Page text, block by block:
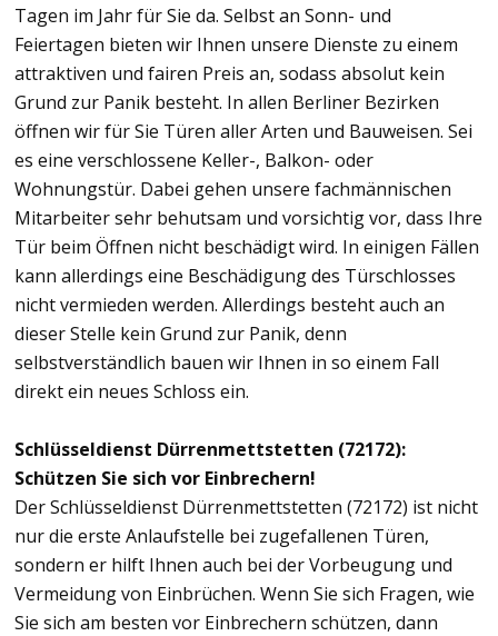
Tagen im Jahr für Sie da. Selbst an Sonn- und
Feiertagen bieten wir Ihnen unsere Dienste zu einem
attraktiven und fairen Preis an, sodass absolut kein
Grund zur Panik besteht. In allen Berliner Bezirken
öffnen wir für Sie Türen aller Arten und Bauweisen. Sei
es eine verschlossene Keller-, Balkon- oder
Wohnungstür. Dabei gehen unsere fachmännischen
Mitarbeiter sehr behutsam und vorsichtig vor, dass Ihre
Tür beim Öffnen nicht beschädigt wird. In einigen Fällen
kann allerdings eine Beschädigung des Türschlosses
nicht vermieden werden. Allerdings besteht auch an
dieser Stelle kein Grund zur Panik, denn
selbstverständlich bauen wir Ihnen in so einem Fall
direkt ein neues Schloss ein.
Schlüsseldienst Dürrenmettstetten (72172):
Schützen Sie sich vor Einbrechern!
Der Schlüsseldienst Dürrenmettstetten (72172) ist nicht
nur die erste Anlaufstelle bei zugefallenen Türen,
sondern er hilft Ihnen auch bei der Vorbeugung und
Vermeidung von Einbrüchen. Wenn Sie sich Fragen, wie
Sie sich am besten vor Einbrechern schützen, dann